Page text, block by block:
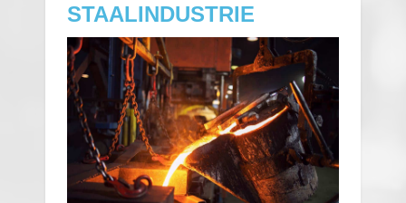
STAALINDUSTRIE